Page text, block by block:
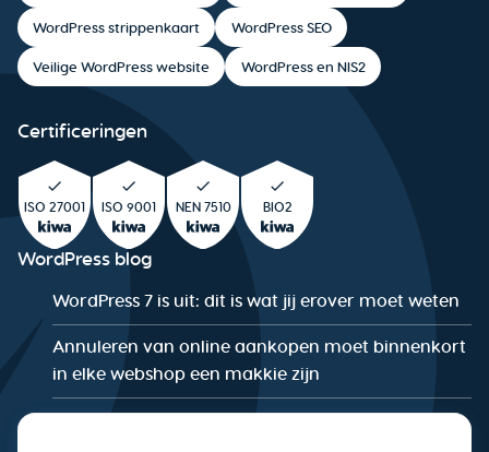
WordPress strippenkaart WordPress SEO
Veilige WordPress website WordPress en NIS2
Certificeringen
ISO 27001 ISO 9001 NEN 7510 BIO2
WordPress blog
WordPress 7 is uit: dit is wat jij erover moet weten
Annuleren van online aankopen moet binnenkort
in elke webshop een makkie zijn
De WordPress Security Checklist: Is jouw website